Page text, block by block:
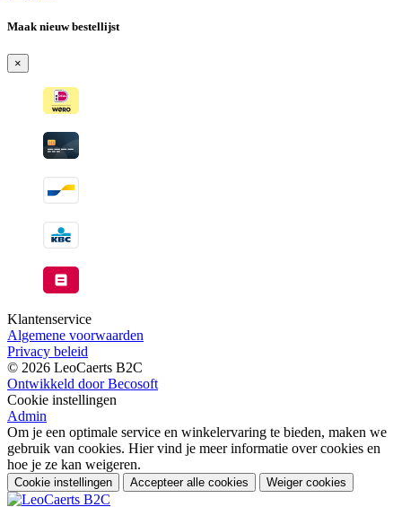
-
verzonden
wanneer
beschikbaar
Maak nieuw bestellijst
×
Klantenservice
Algemene voorwaarden
Privacy beleid
© 2026 LeoCaerts B2C
Ontwikkeld door Becosoft
Cookie instellingen
Admin
Om je een optimale service en winkelervaring te bieden, maken we
gebruik van cookies. Hier vind je meer informatie over cookies en
hoe je ze kan weigeren.
Cookie instellingen Accepteer alle cookies Weiger cookies